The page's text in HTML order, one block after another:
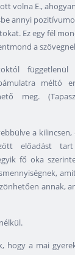
volna E.,
annyi
Ez egy fél
a
méltó
meg.
a
előadást
fő oka
annak,
hogy a mai